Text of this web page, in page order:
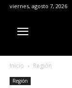
viernes, agosto 7, 2026
Inicio Región
Región